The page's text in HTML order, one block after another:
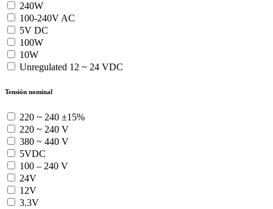
240W
100-240V AC
5V DC
100W
10W
Unregulated 12 ~ 24 VDC
Tensión nominal
220 ~ 240 ±15%
220 ~ 240 V
380 ~ 440 V
5VDC
100 – 240 V
24V
12V
3.3V